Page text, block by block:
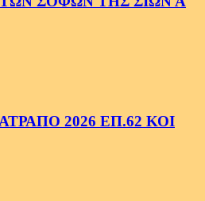
2026 ΕΠ.62 ΚΟΙ